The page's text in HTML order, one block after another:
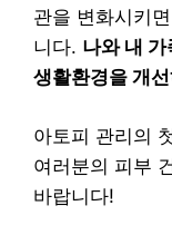
관을 변화시키
니다. 나와 내
생활환경을 개
아토피 관리의
여러분의 피부
바랍니다!